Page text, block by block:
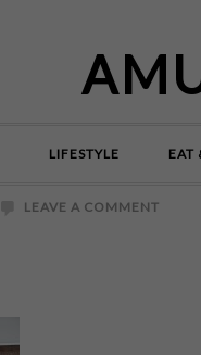
LIFESTYLE EAT
LEAVE A COMMENT